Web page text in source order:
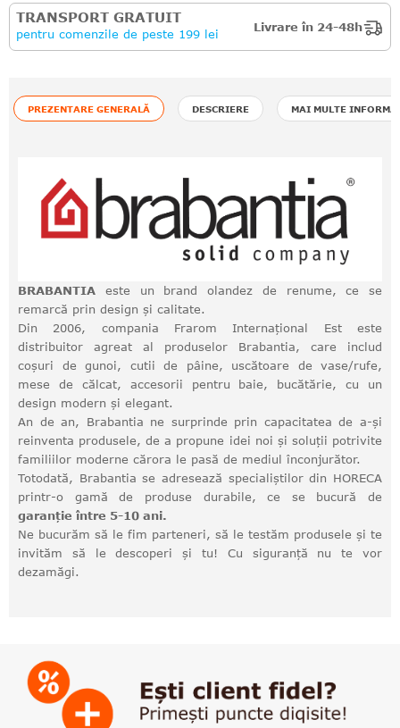
TRANSPORT GRATUIT
pentru comenzile de peste 199 lei
Livrare în 24-48h
PREZENTARE GENERALĂ DESCRIERE MAI MULTE
BRABANTIA este un brand olandez de renume, ce se
remarcă prin design și calitate.
Din 2006, compania Frarom Internațional Est este
distribuitor agreat al produselor Brabantia, care includ
coșuri de gunoi, cutii de pâine, uscătoare de vase/rufe,
mese de călcat, accesorii pentru baie, bucătărie, cu un
design modern și elegant.
An de an, Brabantia ne surprinde prin capacitatea de a-și
reinventa produsele, de a propune idei noi și soluții potrivite
familiilor moderne cărora le pasă de mediul înconjurător.
Totodată, Brabantia se adresează specialiștilor din HORECA
printr-o gamă de produse durabile, ce se bucură de
garanție între 5-10 ani.
Ne bucurăm să le fim parteneri, să le testăm produsele și te
invităm să le descoperi și tu! Cu siguranță nu te vor
dezamăgi.